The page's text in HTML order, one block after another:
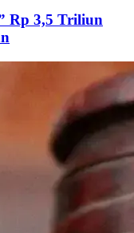
Rp 3,5 Triliun